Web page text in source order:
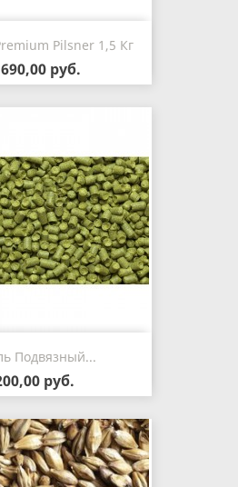
Pilsner 1,5 Кг
руб.
Подвязный...
руб.